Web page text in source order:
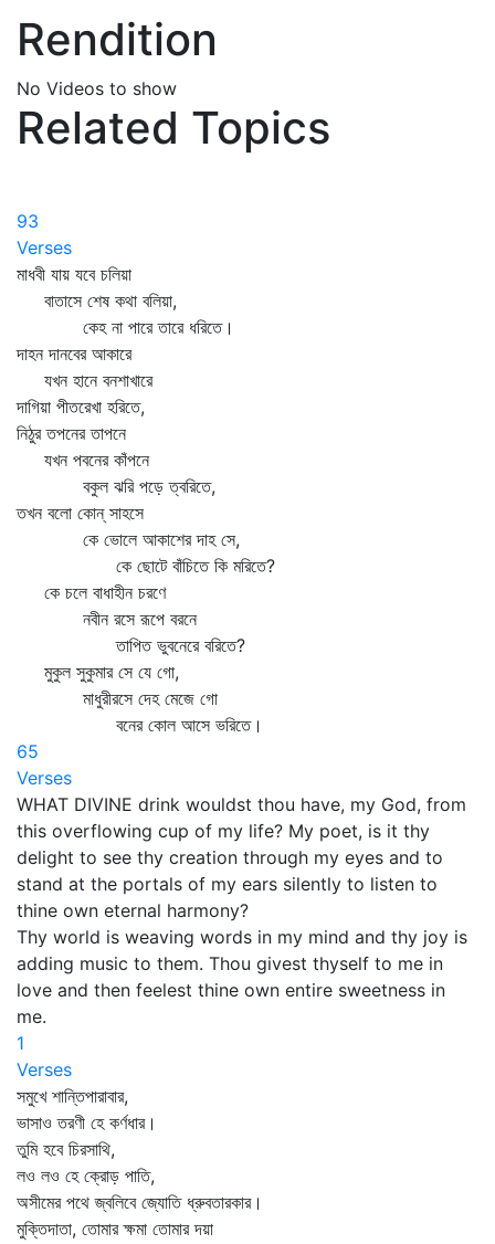
Rendition
No Videos to show
Related Topics
93
Verses
মাধবী যায় যবে চলিয়া
বাতাসে শেষ কথা বলিয়া,
কেহ না পারে তারে ধরিতে।
দাহন দানবের আকারে
যখন হানে বনশাখারে
দাগিয়া পীতরেখা হরিতে,
নিঠুর তপনের তাপনে
যখন পবনের কাঁপনে
বকুল ঝরি পড়ে ত্বরিতে,
তখন বলো কোন্‌ সাহসে
কে ভোলে আকাশের দাহ সে,
কে ছোটে বাঁচিতে কি মরিতে?
কে চলে বাধাহীন চরণে
নবীন রসে রূপে বরনে
তাপিত ভুবনেরে বরিতে?
মুকুল সুকুমার সে যে গো,
মাধুরীরসে দেহ মেজে গো
বনের কোল আসে ভরিতে।
65
Verses
WHAT DIVINE drink wouldst thou have, my God, from
this overflowing cup of my life? My poet, is it thy
delight to see thy creation through my eyes and to
stand at the portals of my ears silently to listen to
thine own eternal harmony?
Thy world is weaving words in my mind and thy joy is
adding music to them. Thou givest thyself to me in
love and then feelest thine own entire sweetness in
me.
1
Verses
সমুখে শান্তিপারাবার,
ভাসাও তরণী হে কর্ণধার।
তুমি হবে চিরসাথি,
লও লও হে ক্রোড় পাতি,
অসীমের পথে জ্বলিবে জ্যোতি ধ্রুবতারকার।
মুক্তিদাতা, তোমার ক্ষমা তোমার দয়া